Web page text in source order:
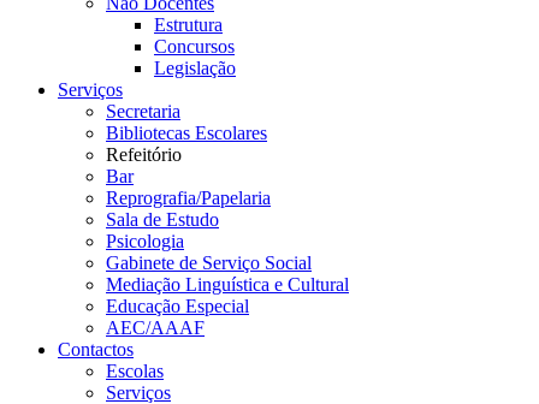
Estrutura
Concursos
Legislação
Serviços
Secretaria
Bibliotecas Escolares
Refeitório
Bar
Reprografia/Papelaria
Sala de Estudo
Psicologia
Gabinete de Serviço Social
Mediação Linguística e Cultural
Educação Especial
AEC/AAAF
Contactos
Escolas
Serviços